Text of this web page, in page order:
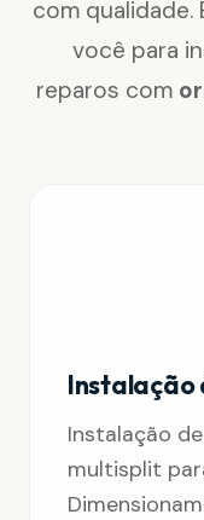
com qualidade.
você para
reparos com
Instalação
Instalação
multisplit